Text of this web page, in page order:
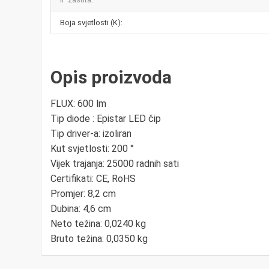
Boja svjetlosti (K):
Opis proizvoda
FLUX: 600 lm
Tip diode : Epistar LED čip
Tip driver-a: izoliran
Kut svjetlosti: 200 °
Vijek trajanja: 25000 radnih sati
Certifikati: CE, RoHS
Promjer: 8,2 cm
Dubina: 4,6 cm
Neto težina: 0,0240 kg
Bruto težina: 0,0350 kg